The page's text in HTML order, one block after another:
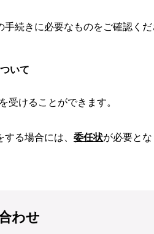
続きに必要なものをご確認くだ
いて
受けることができます。
る場合には、 委任状が必要とな
わせ